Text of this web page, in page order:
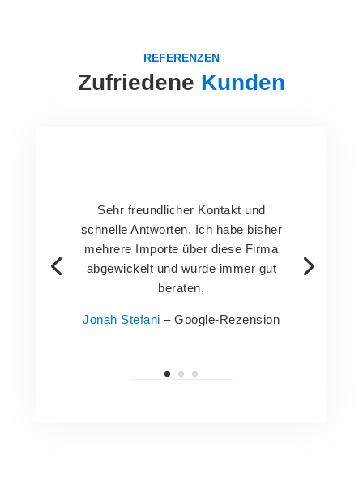
REFERENZEN
Zufriedene Kunden
Sehr freundlicher Kontakt und
schnelle Antworten. Ich habe bisher
mehrere Importe über diese Firma
abgewickelt und wurde immer gut
beraten.
Jonah Stefani – Google-Rezension